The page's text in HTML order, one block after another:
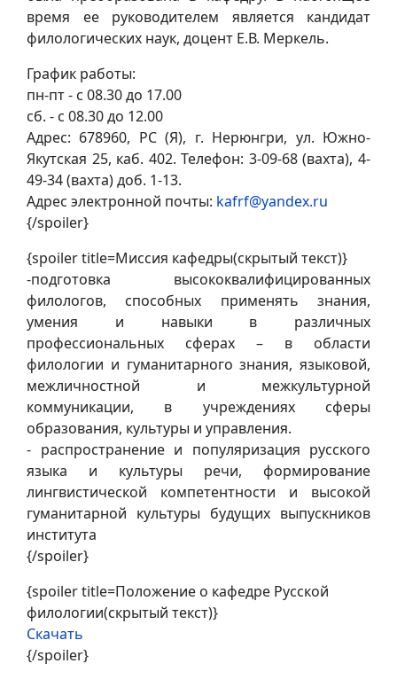
время ее руководителем является кандидат
филологических наук, доцент Е.В. Меркель.
График работы:
пн-пт - с 08.30 до 17.00
сб. - с 08.30 до 12.00
Адрес: 678960, РС (Я), г. Нерюнгри, ул. Южно-
Якутская 25, каб. 402. Телефон: 3-09-68 (вахта), 4-
49-34 (вахта) доб. 1-13.
Адрес электронной почты: kafrf@yandex.ru
{/spoiler}
{spoiler title=Миссия кафедры(скрытый текст)}
-подготовка высококвалифицированных
филологов, способных применять знания,
умения и навыки в различных
профессиональных сферах – в области
филологии и гуманитарного знания, языковой,
межличностной и межкультурной
коммуникации, в учреждениях сферы
образования, культуры и управления.
- распространение и популяризация русского
языка и культуры речи, формирование
лингвистической компетентности и высокой
гуманитарной культуры будущих выпускников
института
{/spoiler}
{spoiler title=Положение о кафедре Русской
филологии(скрытый текст)}
Скачать
{/spoiler}